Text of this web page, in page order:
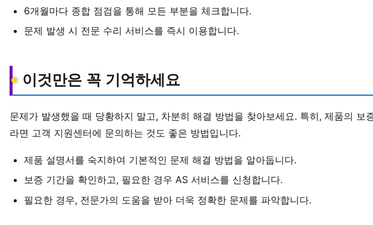
6개월마다 종합 점검을 통해 모든 부분을 체크합니다.
문제 발생 시 전문 수리 서비스를 즉시 이용합니다.
이것만은 꼭 기억하세요
문제가 발생했을 때 당황하지 말고, 차분히 해결 방법을 찾아보세요. 특히, 제품의 보
라면 고객 지원센터에 문의하는 것도 좋은 방법입니다.
제품 설명서를 숙지하여 기본적인 문제 해결 방법을 알아둡니다.
보증 기간을 확인하고, 필요한 경우 AS 서비스를 신청합니다.
필요한 경우, 전문가의 도움을 받아 더욱 정확한 문제를 파악합니다.